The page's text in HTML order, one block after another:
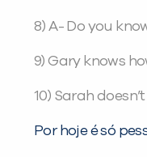
8) A- Do you
9) Gary knows
10) Sarah
Por hoje é só